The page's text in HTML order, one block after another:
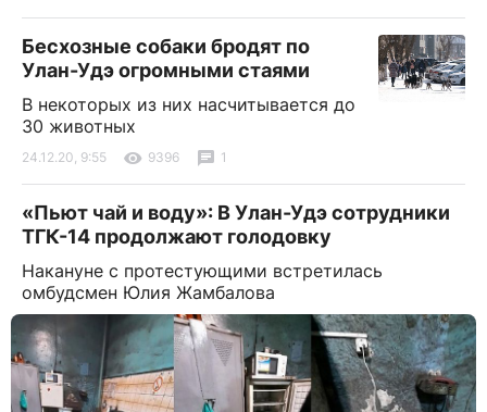
Бесхозные собаки бродят по
Улан-Удэ огромными стаями
В некоторых из них насчитывается до
30 животных
24.12.20, 9:55 9396 1
«Пьют чай и воду»: В Улан-Удэ сотрудники
ТГК-14 продолжают голодовку
Накануне с протестующими встретилась
омбудсмен Юлия Жамбалова